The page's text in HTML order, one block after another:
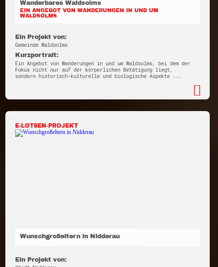
Wanderbares Waldsolms
EIN ANGEBOT VON WANDERUNGEN IN UND UM
WALDSOLMS
Ein Projekt von:
Gemeinde Waldsolms
Kurzportrait:
Ein Angebot von Wanderungen in und um Waldsolms, bei dem der
Fokus nicht nur auf der körperlichen Betätigung liegt,
sondern historisch-kulturelle und biologische Aspekte ...
E-LOTSEN-PROJEKT
Wunschgroßeltern in Nidderau
Ein Projekt von: